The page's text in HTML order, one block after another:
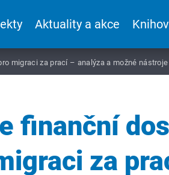
Aktuality a akce
migraci za prací – analýza a možné
finanční
za